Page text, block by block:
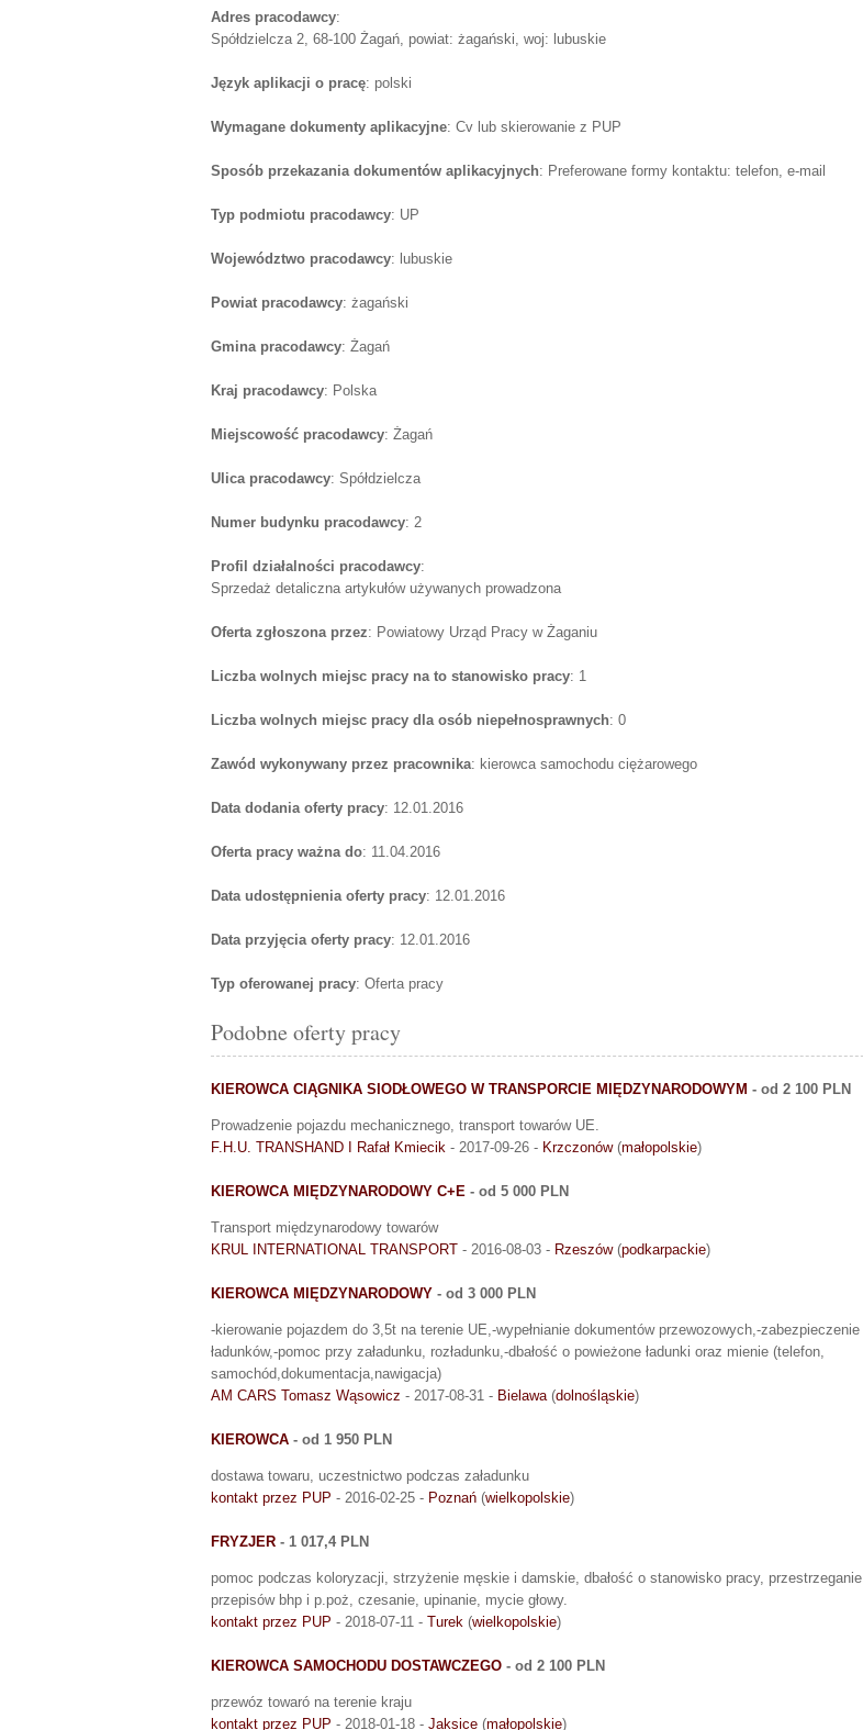
Adres pracodawcy:
Spółdzielcza 2, 68-100 Żagań, powiat: żagański, woj: lubuskie
Język aplikacji o pracę: polski
Wymagane dokumenty aplikacyjne: Cv lub skierowanie z PUP
Sposób przekazania dokumentów aplikacyjnych: Preferowane formy kontaktu: telefon, e-mail
Typ podmiotu pracodawcy: UP
Województwo pracodawcy: lubuskie
Powiat pracodawcy: żagański
Gmina pracodawcy: Żagań
Kraj pracodawcy: Polska
Miejscowość pracodawcy: Żagań
Ulica pracodawcy: Spółdzielcza
Numer budynku pracodawcy: 2
Profil działalności pracodawcy:
Sprzedaż detaliczna artykułów używanych prowadzona
Oferta zgłoszona przez: Powiatowy Urząd Pracy w Żaganiu
Liczba wolnych miejsc pracy na to stanowisko pracy: 1
Liczba wolnych miejsc pracy dla osób niepełnosprawnych: 0
Zawód wykonywany przez pracownika: kierowca samochodu ciężarowego
Data dodania oferty pracy: 12.01.2016
Oferta pracy ważna do: 11.04.2016
Data udostępnienia oferty pracy: 12.01.2016
Data przyjęcia oferty pracy: 12.01.2016
Typ oferowanej pracy: Oferta pracy
Podobne oferty pracy
KIEROWCA CIĄGNIKA SIODŁOWEGO W TRANSPORCIE MIĘDZYNARODOWYM - od 2 100 PLN
Prowadzenie pojazdu mechanicznego, transport towarów UE.
F.H.U. TRANSHAND I Rafał Kmiecik - 2017-09-26 - Krzczonów(małopolskie)
KIEROWCA MIĘDZYNARODOWY C+E - od 5 000 PLN
Transport międzynarodowy towarów
KRUL INTERNATIONAL TRANSPORT - 2016-08-03 - Rzeszów(podkarpackie)
KIEROWCA MIĘDZYNARODOWY - od 3 000 PLN
-kierowanie pojazdem do 3,5t na terenie UE,-wypełnianie dokumentów przewozowych,-zabezpieczenie
ładunków,-pomoc przy załadunku, rozładunku,-dbałość o powieżone ładunki oraz mienie (telefon,
samochód,dokumentacja,nawigacja)
AM CARS Tomasz Wąsowicz - 2017-08-31 - Bielawa(dolnośląskie)
KIEROWCA - od 1 950 PLN
dostawa towaru, uczestnictwo podczas załadunku
kontakt przez PUP - 2016-02-25 - Poznań (wielkopolskie)
FRYZJER - 1 017,4 PLN
pomoc podczas koloryzacji, strzyżenie męskie i damskie, dbałość o stanowisko pracy, przestrzeganie
przepisów bhp i p.poż, czesanie, upinanie, mycie głowy.
kontakt przez PUP - 2018-07-11 - Turek (wielkopolskie)
KIEROWCA SAMOCHODU DOSTAWCZEGO - od 2 100 PLN
przewóz towaró na terenie kraju
kontakt przez PUP - 2018-01-18 - Jaksice (małopolskie)